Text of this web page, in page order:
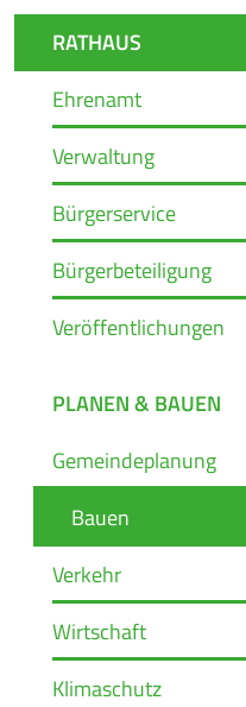
RATHAUS
Ehrenamt
Verwaltung
Bürgerservice
Bürgerbeteiligung
Veröffentlichungen
PLANEN & BAUEN
Gemeindeplanung
Bauen
Verkehr
Wirtschaft
Klimaschutz